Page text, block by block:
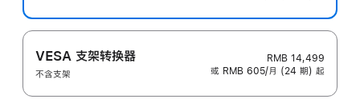
VESA 支架转换器
不含支架
RMB 14,499
或 RMB 605/月 (24 期) 起